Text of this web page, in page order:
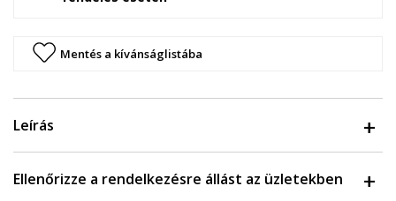
Mentés a kívánságlistába
Leírás
Ellenőrizze a rendelkezésre állást az üzletekben